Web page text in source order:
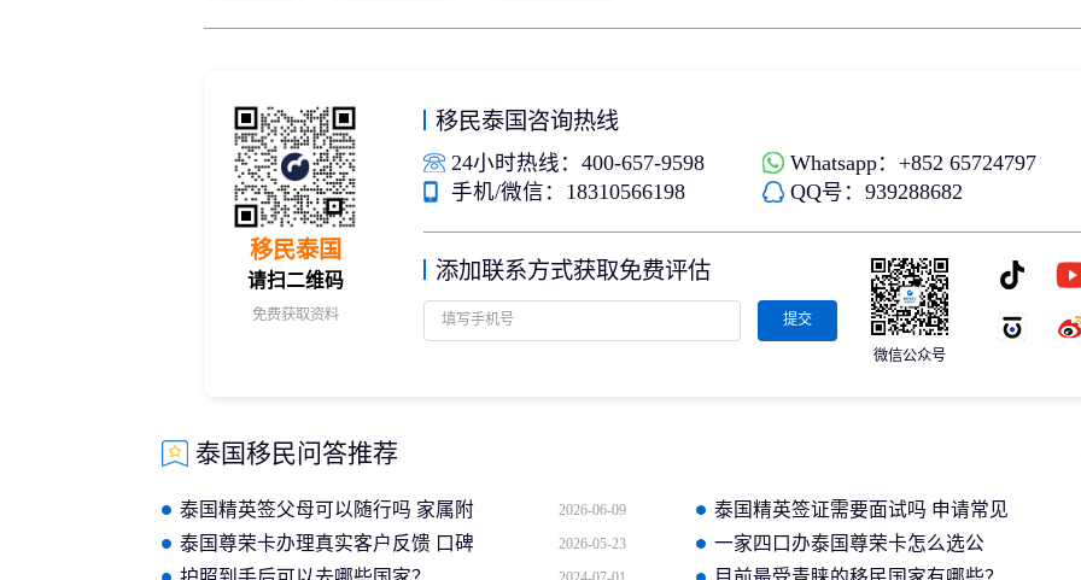
移民泰国
请扫二维码
免费获取资料
移民泰国咨询热线
24小时热线：400-657-9598
Whatsapp：+852 65724797
手机/微信：18310566198
QQ号：939288682
添加联系方式获取免费评估
提交
微信公众号
泰国移民问答推荐
泰国精英签父母可以随行吗 家属附
加规则详解
2026-06-09
泰国精英签证需要面试吗 申请常见
问题全解答
泰国尊荣卡办理真实客户反馈 口碑
2026-05-23
一家四口办泰国尊荣卡怎么选公